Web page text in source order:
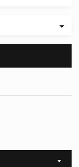
Sort